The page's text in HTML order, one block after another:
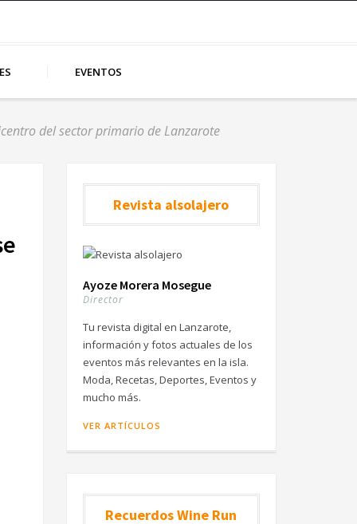
EVENTOS
del sector primario de Lanzarote
Revista alsolajero
Ayoze Morera Mosegue
Director
Tu revista digital en Lanzarote,
información y fotos actuales de los
eventos más relevantes en la isla.
Moda, Recetas, Deportes, Eventos y
mucho más.
VER ARTÍCULOS
Recuerdos Wine Run